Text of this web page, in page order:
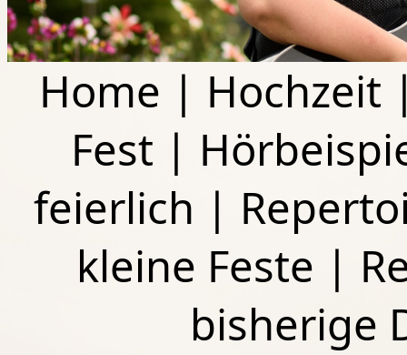
Home | Hochzeit
Fest |
feierlich |
kleine Feste |
bisherige